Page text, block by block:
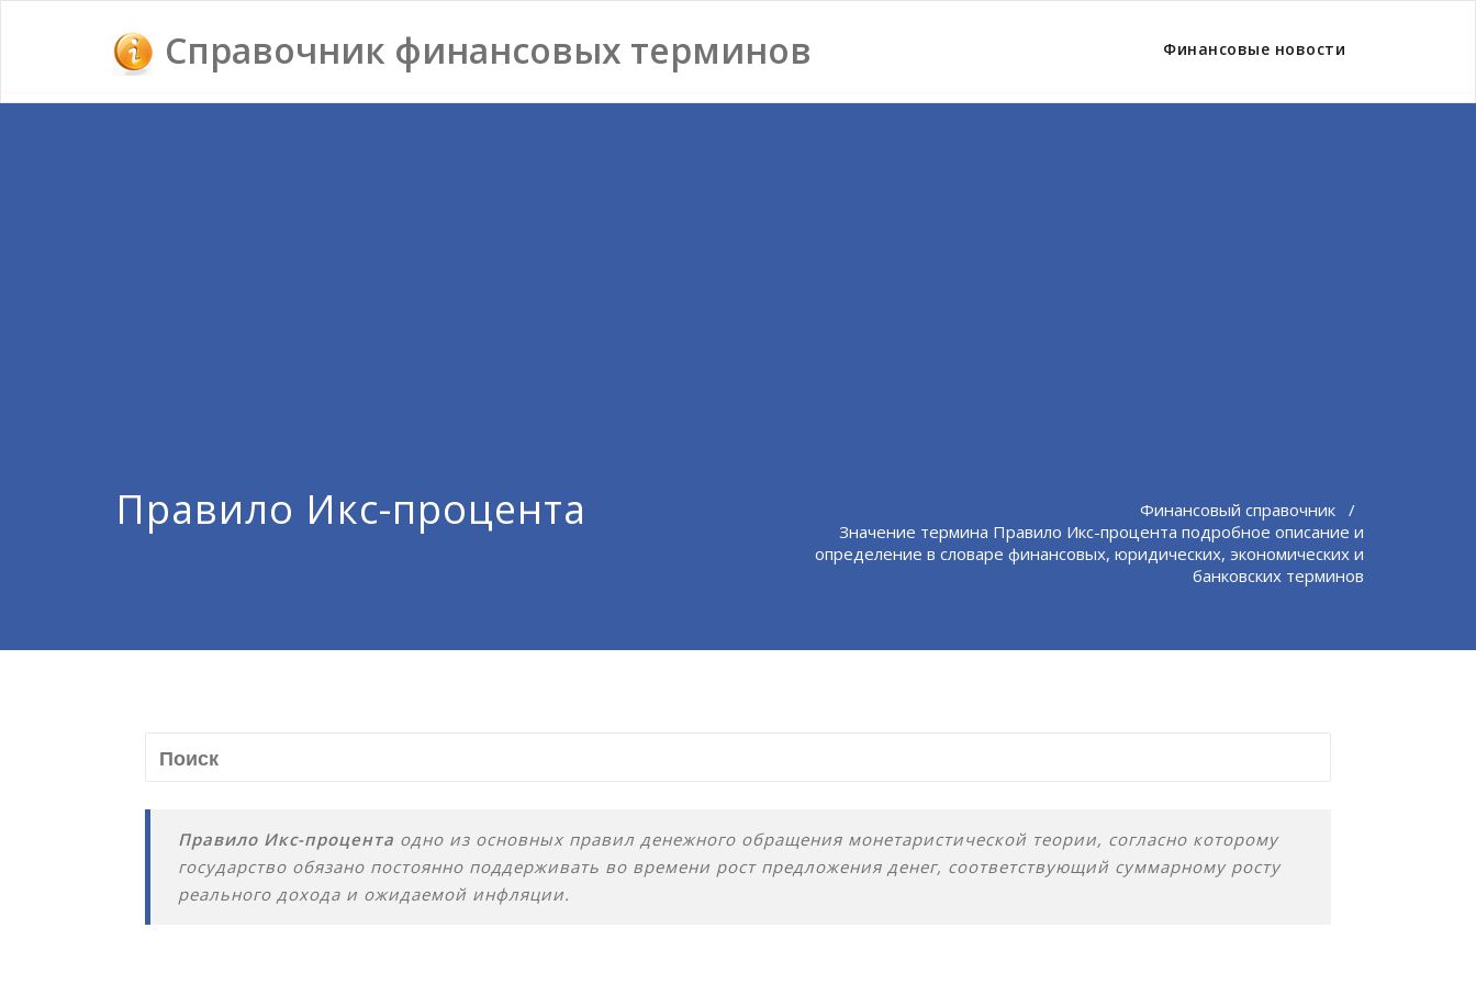
Справочник финансовых терминов Финансовые новости
Правило Икс-процента Финансовый справочник /
Значение термина Правило Икс-процента подробное описание и
определение в словаре финансовых, юридических, экономических и
банковских терминов
Правило Икс-процента одно из основных правил денежного обращения монетаристической теории, согласно которому
государство обязано постоянно поддерживать во времени рост предложения денег, соответствующий суммарному росту
реального дохода и ожидаемой инфляции.